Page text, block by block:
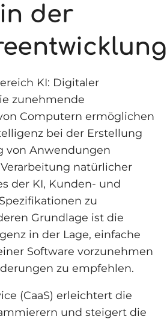
der
KI: Digitaler
zunehmende
Computern ermöglichen
bei der Erstellung
von Anwendungen
natürlicher
der KI, Kunden- und
zu
Grundlage ist die
in der Lage, einfache
Software vorzunehmen
zu empfehlen.
(CaaS) erleichtert die
und steigert die